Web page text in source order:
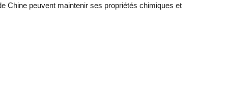
Chine peuvent maintenir ses propriétés chimiques et